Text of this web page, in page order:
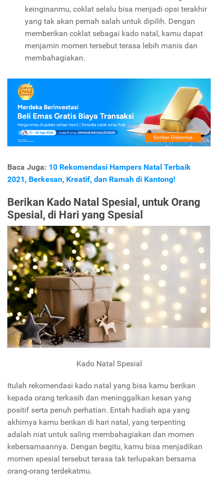
keinginanmu, coklat selalu bisa menjadi opsi terakhir
yang tak akan pernah salah untuk dipilih. Dengan
memberikan coklat sebagai kado natal, kamu dapat
menjamin momen tersebut terasa lebih manis dan
membahagiakan.
Baca Juga: 10 Rekomendasi Hampers Natal Terbaik
2021, Berkesan, Kreatif, dan Ramah di Kantong!
Berikan Kado Natal Spesial, untuk Orang
Spesial, di Hari yang Spesial
Kado Natal Spesial
Itulah rekomendasi kado natal yang bisa kamu berikan
kepada orang terkasih dan meninggalkan kesan yang
positif serta penuh perhatian. Entah hadiah apa yang
akhirnya kamu berikan di hari natal, yang terpenting
adalah niat untuk saling membahagiakan dan momen
kebersamaannya. Dengan begitu, kamu bisa menjadikan
momen spesial tersebut terasa tak terlupakan bersama
orang-orang terdekatmu.